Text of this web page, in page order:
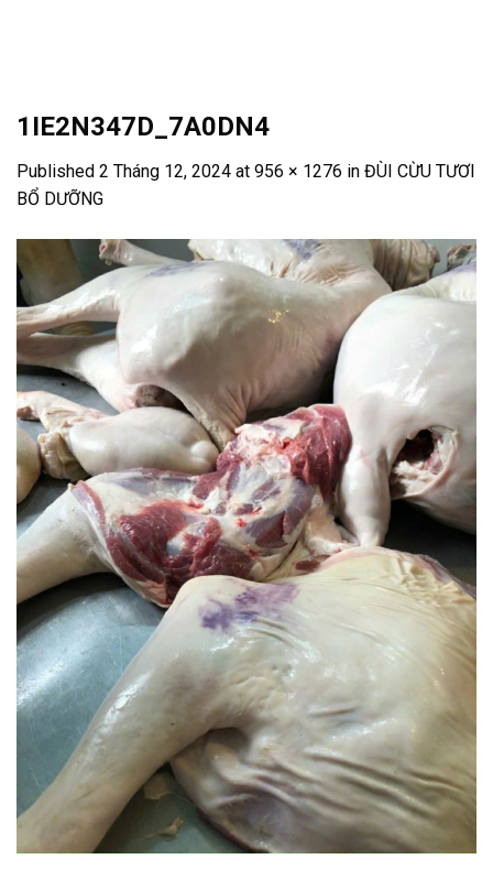
1IE2N347D_7A0DN4
Published 2 Tháng 12, 2024 at 956 × 1276 in ĐÙI CỪU TƯƠI
BỔ DƯỠNG